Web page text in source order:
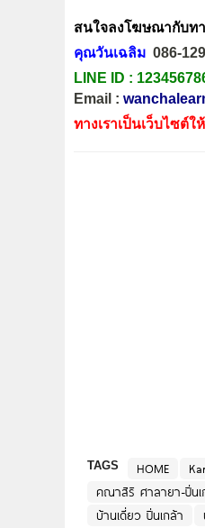
สนใจลงโฆษณากับท
คุณวันเฉลิม 086-
LINE ID :
Email :
ทางเราเป็นเว็บไซต์
TAGS HOME
คณาสิริ ศาลายา-ปิ่นเ
บ้านเดี่ยว ปิ่นเกล้า